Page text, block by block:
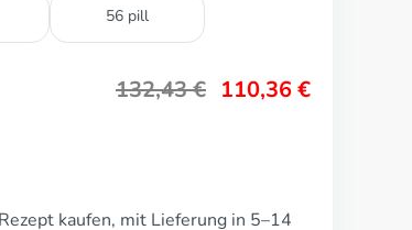
56 pill
132,43€ 110,36€
kaufen, mit Lieferung in 5–14